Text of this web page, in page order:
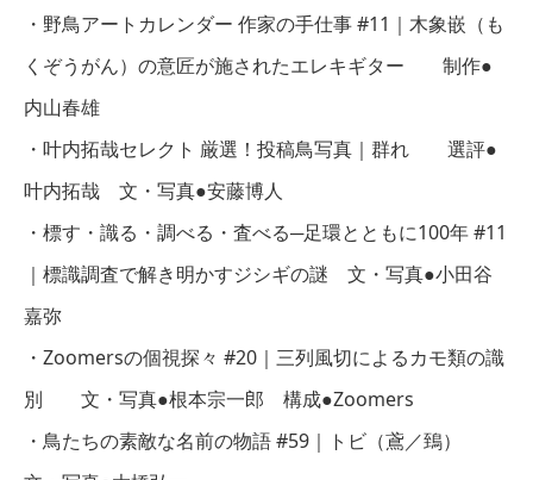
・野鳥アートカレンダー 作家の手仕事 #11｜木象嵌（も
くぞうがん）の意匠が施されたエレキギター 制作●
内山春雄
・叶内拓哉セレクト 厳選！投稿鳥写真｜群れ 選評●
叶内拓哉 文・写真●安藤博人
・標す・識る・調べる・査べる─足環とともに100年 #11
｜標識調査で解き明かすジシギの謎 文・写真●小田谷
嘉弥
・Zoomersの個視探々 #20｜三列風切によるカモ類の識
別 文・写真●根本宗一郎 構成●Zoomers
・鳥たちの素敵な名前の物語 #59｜トビ（鳶／鵄）